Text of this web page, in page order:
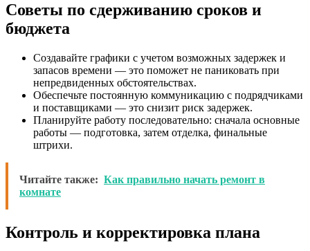
Советы по сдерживанию сроков и
бюджета
Создавайте графики с учетом возможных задержек и
запасов времени — это поможет не паниковать при
непредвиденных обстоятельствах.
Обеспечьте постоянную коммуникацию с подрядчиками
и поставщиками — это снизит риск задержек.
Планируйте работу последовательно: сначала основные
работы — подготовка, затем отделка, финальные
штрихи.
Читайте также: Как правильно начать ремонт в
комнате
Контроль и корректировка плана